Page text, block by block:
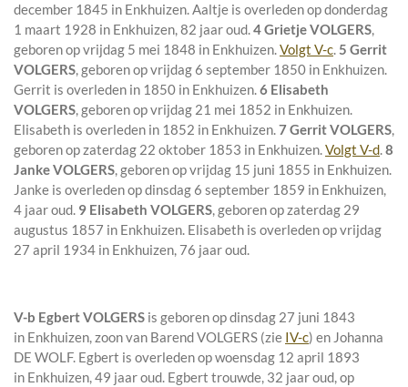
december 1845 in Enkhuizen. Aaltje is overleden op donderdag
1 maart 1928 in Enkhuizen, 82 jaar oud.4 Grietje VOLGERS,
geboren op vrijdag 5 mei 1848 in Enkhuizen.Volgt V-c.5 Gerrit
VOLGERS, geboren op vrijdag 6 september 1850 in Enkhuizen.
Gerrit is overleden in 1850 in Enkhuizen.6 Elisabeth
VOLGERS, geboren op vrijdag 21 mei 1852 in Enkhuizen.
Elisabeth is overleden in 1852 in Enkhuizen.7 Gerrit VOLGERS,
geboren op zaterdag 22 oktober 1853 in Enkhuizen.Volgt V-d.8
Janke VOLGERS, geboren op vrijdag 15 juni 1855 in Enkhuizen.
Janke is overleden op dinsdag 6 september 1859 in Enkhuizen,
4 jaar oud. 9 Elisabeth VOLGERS, geboren op zaterdag 29
augustus 1857 in Enkhuizen. Elisabeth is overleden op vrijdag
27 april 1934 in Enkhuizen, 76 jaar oud.
V-b Egbert VOLGERS is geboren op dinsdag 27 juni 1843
in Enkhuizen, zoon van Barend VOLGERS (zie IV-c) en Johanna
DE WOLF. Egbert is overleden op woensdag 12 april 1893
in Enkhuizen, 49 jaar oud. Egbert trouwde, 32 jaar oud, op